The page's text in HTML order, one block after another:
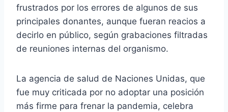
frustrados por los errores de algunos de sus
principales donantes, aunque fueran reacios a
decirlo en público, según grabaciones filtradas
de reuniones internas del organismo.
La agencia de salud de Naciones Unidas, que
fue muy criticada por no adoptar una posición
más firme para frenar la pandemia, celebra